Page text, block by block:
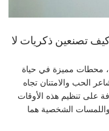
كيف تصنعين ذكريات لا
محطات مميزة في حياة
الحب والامتنان تجاه
على تنظيم هذه الأوقات
الشخصية هما